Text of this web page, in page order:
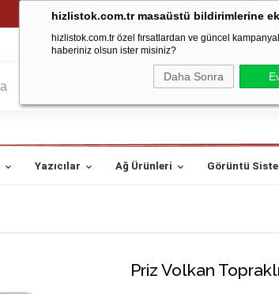
hizlistok.com.tr masaüstü bildirimlerine
hizlistok.com.tr özel fırsatlardan ve güncel
haberiniz olsun ister misiniz?
Daha Sonra
Yazıcılar Ağ Ürünleri Görüntü
Priz Volkan Topraklı